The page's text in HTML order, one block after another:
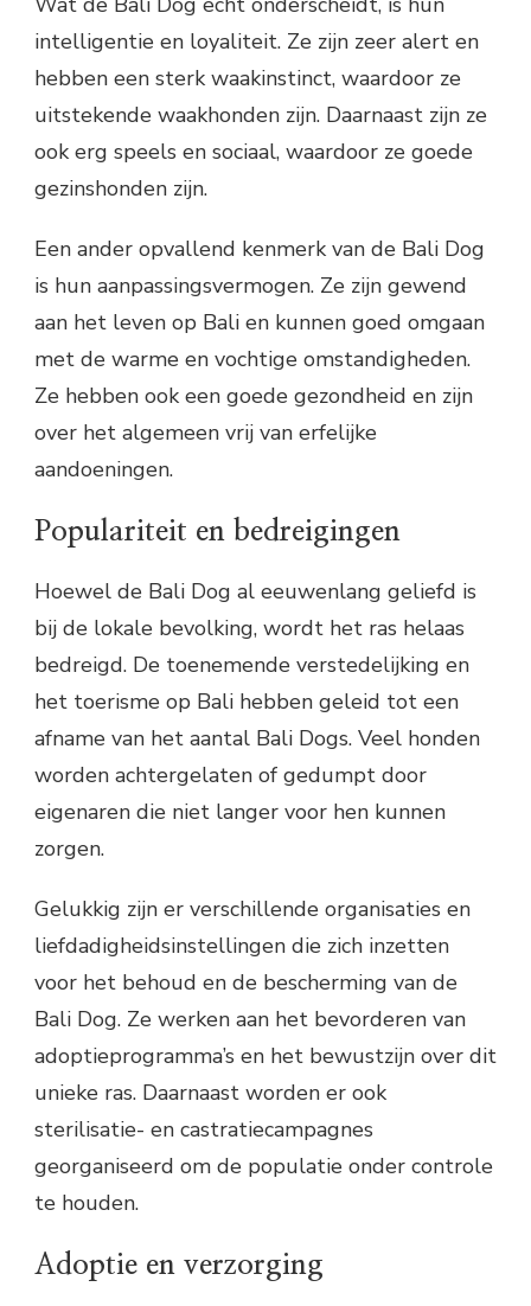
intelligentie en loyaliteit. Ze zijn zeer alert en
hebben een sterk waakinstinct, waardoor ze
uitstekende waakhonden zijn. Daarnaast zijn ze
ook erg speels en sociaal, waardoor ze goede
gezinshonden zijn.
Een ander opvallend kenmerk van de Bali Dog
is hun aanpassingsvermogen. Ze zijn gewend
aan het leven op Bali en kunnen goed omgaan
met de warme en vochtige omstandigheden.
Ze hebben ook een goede gezondheid en zijn
over het algemeen vrij van erfelijke
aandoeningen.
Populariteit en bedreigingen
Hoewel de Bali Dog al eeuwenlang geliefd is
bij de lokale bevolking, wordt het ras helaas
bedreigd. De toenemende verstedelijking en
het toerisme op Bali hebben geleid tot een
afname van het aantal Bali Dogs. Veel honden
worden achtergelaten of gedumpt door
eigenaren die niet langer voor hen kunnen
zorgen.
Gelukkig zijn er verschillende organisaties en
liefdadigheidsinstellingen die zich inzetten
voor het behoud en de bescherming van de
Bali Dog. Ze werken aan het bevorderen van
adoptieprogramma’s en het bewustzijn over dit
unieke ras. Daarnaast worden er ook
sterilisatie- en castratiecampagnes
georganiseerd om de populatie onder controle
te houden.
Adoptie en verzorging